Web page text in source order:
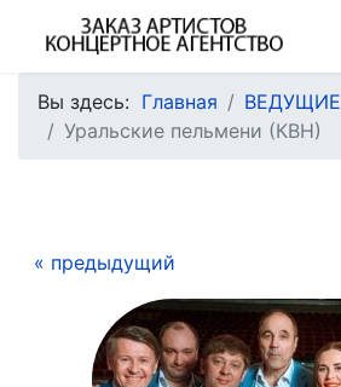
Вы здесь: Главная
ВЕДУЩИЕ
Уральские пельмени (КВН)
« предыдущий